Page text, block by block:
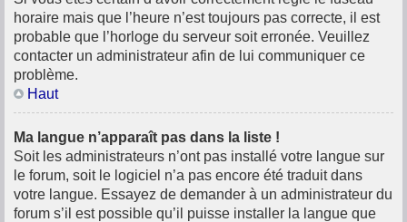
horaire mais que l’heure n’est toujours pas correcte, il est
probable que l’horloge du serveur soit erronée. Veuillez
contacter un administrateur afin de lui communiquer ce
problème.
Haut
Ma langue n’apparaît pas dans la liste !
Soit les administrateurs n’ont pas installé votre langue sur
le forum, soit le logiciel n’a pas encore été traduit dans
votre langue. Essayez de demander à un administrateur du
forum s’il est possible qu’il puisse installer la langue que